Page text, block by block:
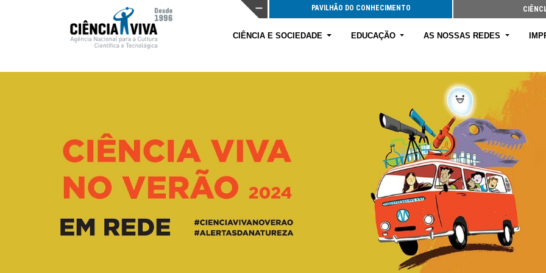
PAVILHÃO DO CONHECIMENTO
CIÊNCIA E SOCIEDADE EDUCAÇÃO AS NOSSAS REDES